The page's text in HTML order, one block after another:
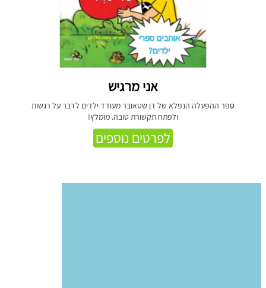
אני מרגיש
ספר ההפעלה הנפלא של דן שטאובר מעודד ילדים לדבר על רגשות
ולפתח תקשורת טובה. מומלץ!
לפרטים נוספים